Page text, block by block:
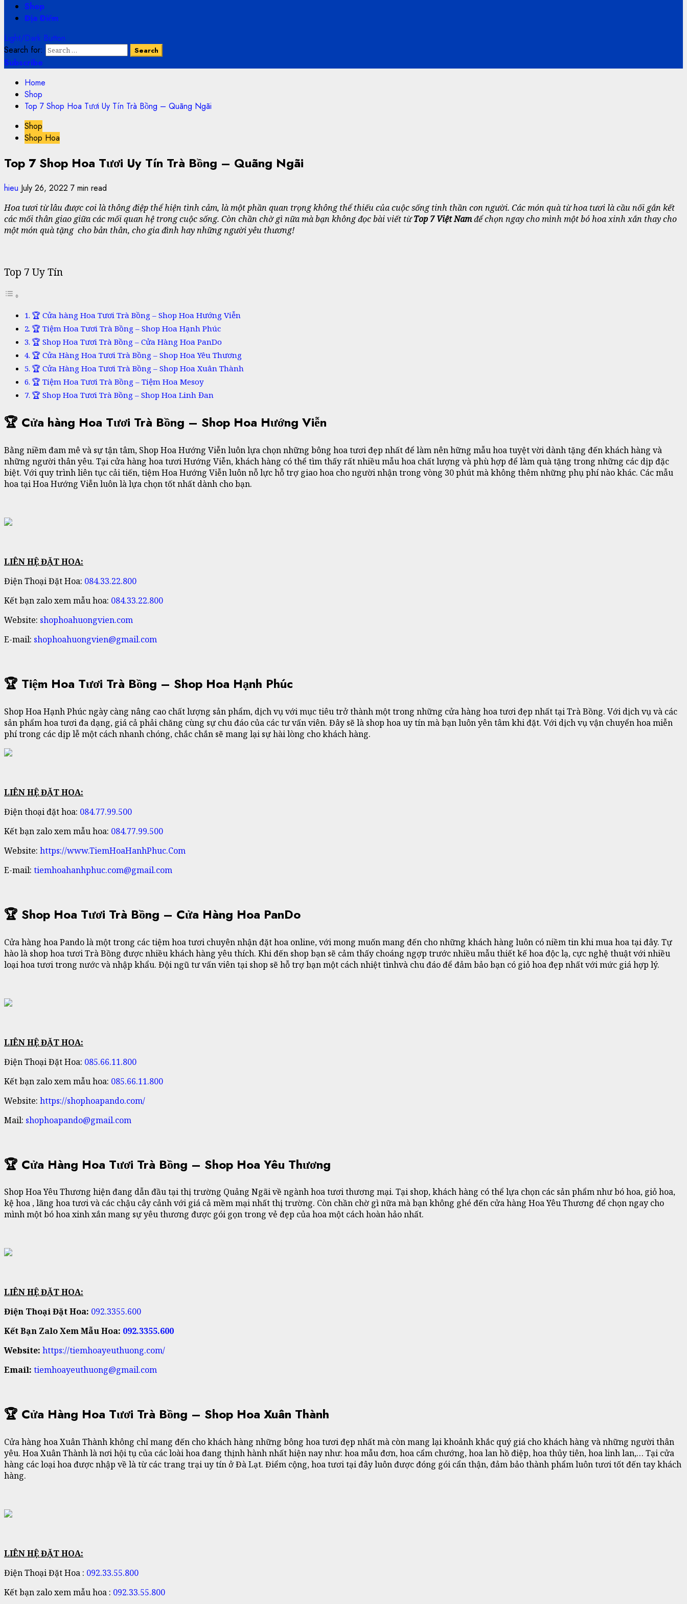
Shop
Địa Điểm
Light/Dark Button
Search for:
Subscribe
Home
Shop
Top 7 Shop Hoa Tươi Uy Tín Trà Bồng – Quãng Ngãi
Shop
Shop Hoa
Top 7 Shop Hoa Tươi Uy Tín Trà Bồng – Quãng Ngãi
hieu July 26, 2022 7 min read
Hoa tươi từ lâu được coi là thông điệp thể hiện tình cảm, là một phần quan trọng không thể thiếu của cuộc sống tinh thần con người. Các món quà từ hoa tươi là cầu nối gắn kết
các mối thân giao giữa các mối quan hệ trong cuộc sống. Còn chần chờ gì nữa mà bạn không đọc bài viết từTop 7 Việt Namđể chọn ngay cho mình một bó hoa xinh xắn thay cho
một món quà tặng cho bản thân, cho gia đình hay những người yêu thương!
Top 7 Uy Tín
🏆 Cửa hàng Hoa Tươi Trà Bồng – Shop Hoa Hướng Viễn
🏆 Tiệm Hoa Tươi Trà Bồng – Shop Hoa Hạnh Phúc
🏆 Shop Hoa Tươi Trà Bồng – Cửa Hàng Hoa PanDo
🏆 Cửa Hàng Hoa Tươi Trà Bồng – Shop Hoa Yêu Thương
🏆 Cửa Hàng Hoa Tươi Trà Bồng – Shop Hoa Xuân Thành
🏆 Tiệm Hoa Tươi Trà Bồng – Tiệm Hoa Mesoy
🏆 Shop Hoa Tươi Trà Bồng – Shop Hoa Linh Đan
🏆 Cửa hàng Hoa Tươi Trà Bồng – Shop Hoa Hướng Viễn
Bằng niềm đam mê và sự tận tâm, Shop Hoa Hướng Viễn luôn lựa chọn những bông hoa tươi đẹp nhất để làm nên hững mẫu hoa tuyệt vời dành tặng đến khách hàng và
những người thân yêu. Tại cửa hàng hoa tươi Hướng Viễn, khách hàng có thể tìm thấy rất nhiều mẫu hoa chất lượng và phù hợp để làm quà tặng trong những các dịp đặc
biệt. Với quy trình liên tục cải tiến, tiệm Hoa Hướng Viễn luôn nỗ lực hỗ trợ giao hoa cho người nhận trong vòng 30 phút mà không thêm những phụ phí nào khác. Các mẫu
hoa tại Hoa Hướng Viễn luôn là lựa chọn tốt nhất dành cho bạn.
LIÊN HỆ ĐẶT HOA:
Điện Thoại Đặt Hoa: 084.33.22.800
Kết bạn zalo xem mẫu hoa: 084.33.22.800
Website: shophoahuongvien.com
E-mail: shophoahuongvien@gmail.com
🏆 Tiệm Hoa Tươi Trà Bồng – Shop Hoa Hạnh Phúc
Shop Hoa Hạnh Phúc ngày càng nâng cao chất lượng sản phẩm, dịch vụ với mục tiêu trở thành một trong những cửa hàng hoa tươi đẹp nhất tại Trà Bồng. Với dịch vụ và các
sản phẩm hoa tươi đa dạng, giá cả phải chăng cùng sự chu đáo của các tư vấn viên. Đây sẽ là shop hoa uy tín mà bạn luôn yên tâm khi đặt. Với dịch vụ vận chuyển hoa miễn
phí trong các dịp lễ một cách nhanh chóng, chắc chắn sẽ mang lại sự hài lòng cho khách hàng.
LIÊN HỆ ĐẶT HOA:
Điện thoại đặt hoa: 084.77.99.500
Kết bạn zalo xem mẫu hoa: 084.77.99.500
Website: https://www.TiemHoaHanhPhuc.Com
E-mail: tiemhoahanhphuc.com@gmail.com
🏆 Shop Hoa Tươi Trà Bồng – Cửa Hàng Hoa PanDo
Cửa hàng hoa Pando là một trong các tiệm hoa tươi chuyên nhận đặt hoa online, với mong muốn mang đến cho những khách hàng luôn có niềm tin khi mua hoa tại đây. Tự
hào là shop hoa tươi Trà Bồng được nhiều khách hàng yêu thích. Khi đến shop bạn sẽ cảm thấy choáng ngợp trước nhiều mẫu thiết kế hoa độc lạ, cực nghệ thuật với nhiều
loại hoa tươi trong nước và nhập khẩu. Đội ngũ tư vấn viên tại shop sẽ hỗ trợ bạn một cách nhiệt tìnhvà chu đáo để đảm bảo bạn có giỏ hoa đẹp nhất với mức giá hợp lý.
LIÊN HỆ ĐẶT HOA:
Điện Thoại Đặt Hoa: 085.66.11.800
Kết bạn zalo xem mẫu hoa: 085.66.11.800
Website: https://shophoapando.com/
Mail: shophoapando@gmail.com
🏆 Cửa Hàng Hoa Tươi Trà Bồng – Shop Hoa Yêu Thương
Shop Hoa Yêu Thương hiện đang dẫn đầu tại thị trường Quảng Ngãi về ngành hoa tươi thương mại. Tại shop, khách hàng có thể lựa chọn các sản phẩm như bó hoa, giỏ hoa,
kệ hoa , lãng hoa tươi và các chậu cây cảnh với giá cả mềm mại nhất thị trường. Còn chần chờ gì nữa mà bạn không ghé đến cửa hàng Hoa Yêu Thương để chọn ngay cho
mình một bó hoa xinh xắn mang sự yêu thương được gói gọn trong vẻ đẹp của hoa một cách hoàn hảo nhất.
LIÊN HỆ ĐẶT HOA:
Điện Thoại Đặt Hoa: 092.3355.600
Kết Bạn Zalo Xem Mẫu Hoa: 092.3355.600
Website: https://tiemhoayeuthuong.com/
Email: tiemhoayeuthuong@gmail.com
🏆 Cửa Hàng Hoa Tươi Trà Bồng – Shop Hoa Xuân Thành
Cửa hàng hoa Xuân Thành không chỉ mang đến cho khách hàng những bông hoa tươi đẹp nhất mà còn mang lại khoảnh khắc quý giá cho khách hàng và những người thân
yêu. Hoa Xuân Thành là nơi hội tụ của các loài hoa đang thịnh hành nhất hiện nay như: hoa mẫu đơn, hoa cẩm chướng, hoa lan hồ điệp, hoa thủy tiên, hoa linh lan,… Tại cửa
hàng các loại hoa được nhập về là từ các trang trại uy tín ở Đà Lạt. Điểm cộng, hoa tươi tại đây luôn được đóng gói cẩn thận, đảm bảo thành phẩm luôn tươi tốt đến tay khách
hàng.
LIÊN HỆ ĐẶT HOA:
Điện Thoại Đặt Hoa : 092.33.55.800
Kết bạn zalo xem mẫu hoa : 092.33.55.800